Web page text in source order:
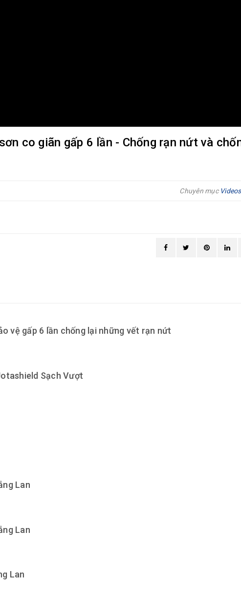
co giãn gấp 6 lần - Chống rạn nứt và
Chuyên mục
vệ gấp 6 lần chống lại những vết rạn nứt
Sạch Vượt
Lan
Lan
Lan